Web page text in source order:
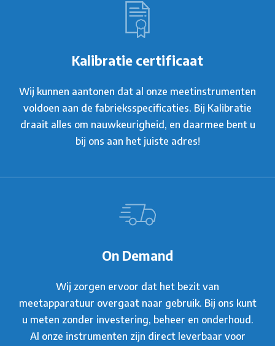
Kalibratie certificaat
Wij kunnen aantonen dat al onze meetinstrumenten
voldoen aan de fabrieksspecificaties. Bij Kalibratie
draait alles om nauwkeurigheid, en daarmee bent u
bij ons aan het juiste adres!
On Demand
Wij zorgen ervoor dat het bezit van
meetapparatuur overgaat naar gebruik. Bij ons kunt
u meten zonder investering, beheer en onderhoud.
Al onze instrumenten zijn direct leverbaar voor